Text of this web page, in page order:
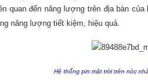
quan đến năng lượng trên địa bàn
năng lượng tiết kiệm, hiệu quả.
Hệ thống pin mặt trời trên nóc